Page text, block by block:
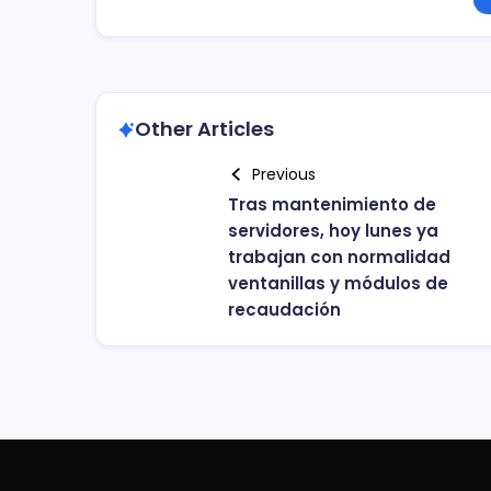
Other Articles
Previous
Tras mantenimiento de
servidores, hoy lunes ya
trabajan con normalidad
ventanillas y módulos de
recaudación